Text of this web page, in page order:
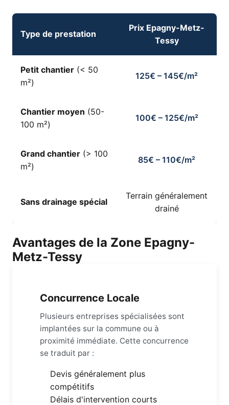
Type de prestation
Prix Epagny-Metz-
Tessy
Petit chantier (< 50
m²)
125€ – 145€/m²
Chantier moyen (50-
100 m²)
100€ – 125€/m²
Grand chantier (> 100
m²)
85€ – 110€/m²
Sans drainage spécial
Terrain généralement
drainé
Avantages de la Zone Epagny-
Metz-Tessy
Concurrence Locale
Plusieurs entreprises spécialisées sont
implantées sur la commune ou à
proximité immédiate. Cette concurrence
se traduit par :
Devis généralement plus
compétitifs
Délais d'intervention courts